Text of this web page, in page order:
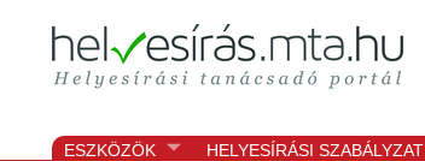
helyesírás
Helyesírási tanácsadó portál
ESZKÖZÖK HELYESÍRÁSI SZABÁLYZAT